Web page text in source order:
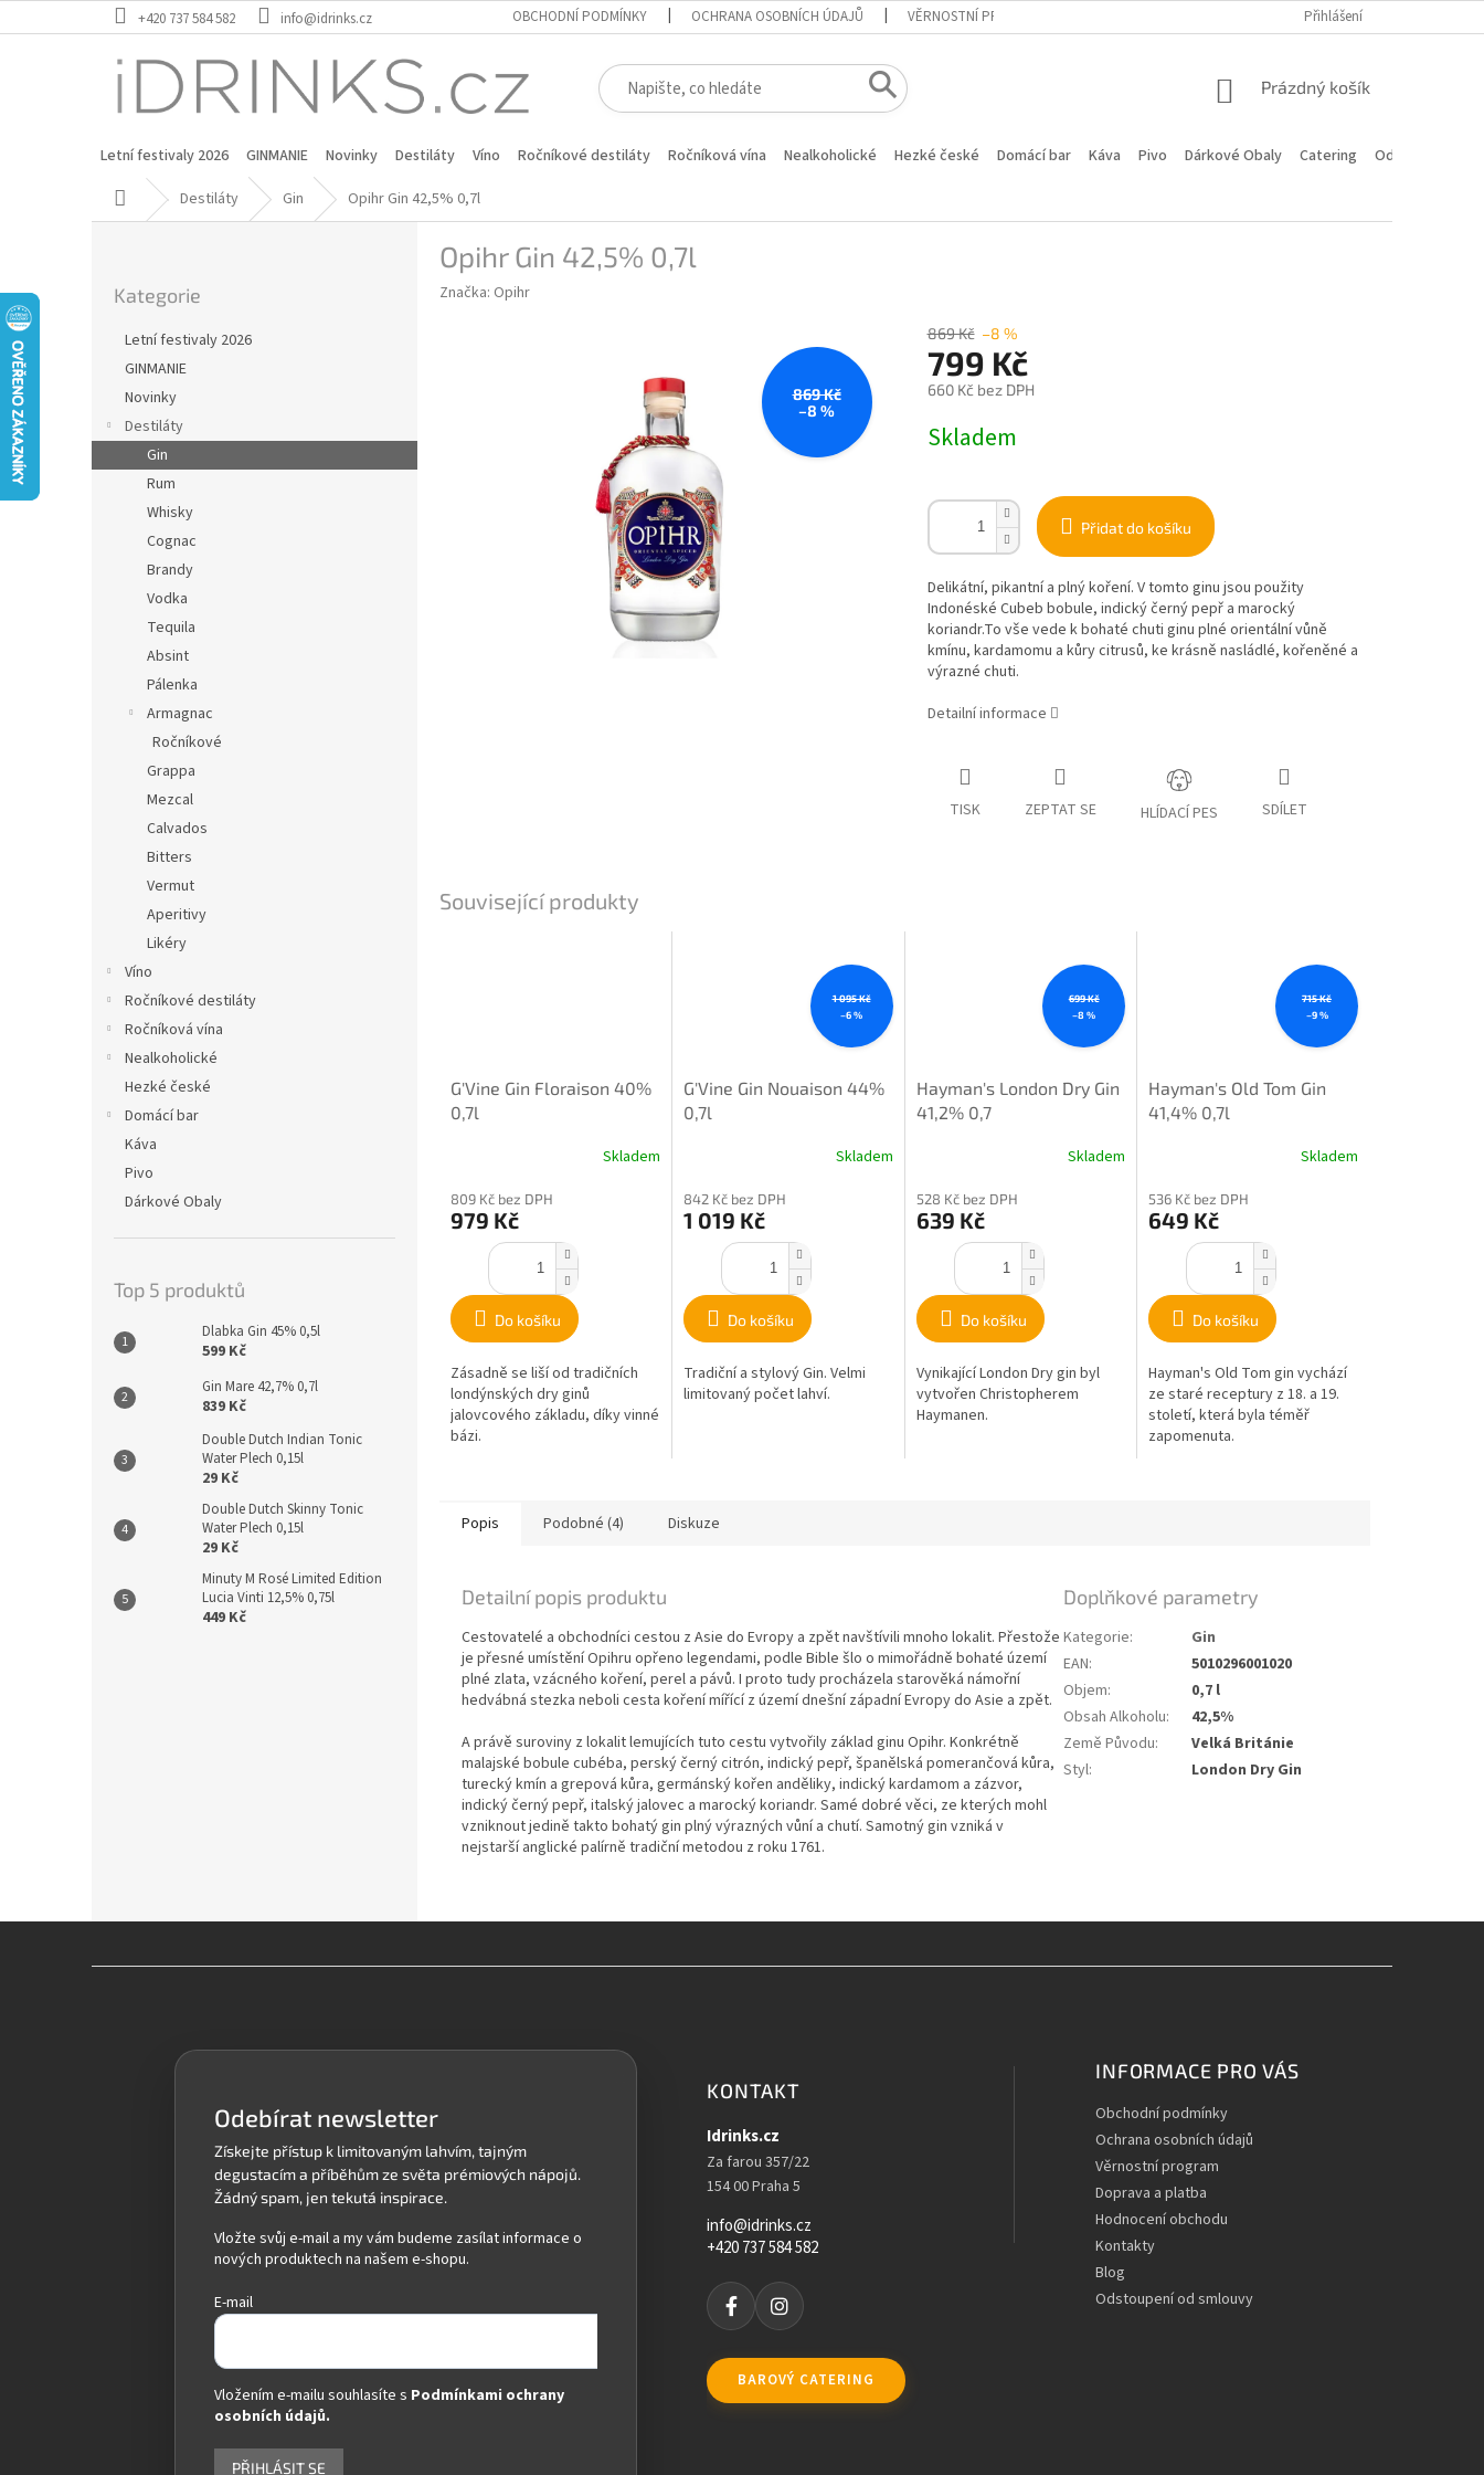
na
+420 737 584 582 info@idrinks.cz OBCHODNÍ PODMÍNKY OCHRANA OSOBNÍCH ÚDAJŮ VĚRNOSTNÍ PROGRAM HODNOCENÍ OBCHODU
Přihlášení
NÁKUPNÍ
Prázdný košík
Letní festivaly 2026 GINMANIE Novinky Destiláty Víno Ročníkové destiláty Ročníková vína Nealkoholické Hezké české Domácí bar Káva Pivo Dárkové Obaly Catering
Odstoupení od
Domů Destiláty Gin Opihr Gin 42,5% 0,7l
a
kategorie
Kategorie
Letní festivaly 2026
GINMANIE
Novinky
Destiláty
Gin
Rum
Whisky
Cognac
Brandy
Vodka
Tequila
Absint
Pálenka
Armagnac
Ročníkové
Grappa
Mezcal
Calvados
Bitters
Vermut
Aperitivy
Likéry
Víno
Ročníkové destiláty
Ročníková vína
Nealkoholické
Hezké české
Domácí bar
Káva
Pivo
Dárkové Obaly
Top 5 produktů
Dlabka Gin 45% 0,5l
599 Kč
Gin Mare 42,7% 0,7l
839 Kč
Double Dutch Indian Tonic
Water Plech 0,15l
29 Kč
Double Dutch Skinny Tonic
Water Plech 0,15l
29 Kč
Minuty M Rosé Limited Edition
Lucia Vinti 12,5% 0,75l
449 Kč
Opihr Gin 42,5% 0,7l
Značka: Opihr
869 Kč
–8 %
869 Kč –8 %
799 Kč
660 Kč bez DPH
cena:
Skladem
Přidat do košíku
Delikátní, pikantní a plný koření. V tomto ginu jsou použity
Indonéské Cubeb bobule, indický černý pepř a marocký
koriandr.To vše vede k bohaté chuti ginu plné orientální vůně
kmínu, kardamomu a kůry citrusů, ke krásně nasládlé, kořeněné a
výrazné chuti.
Detailní informace
TISK ZEPTAT SE HLÍDACÍ PES SDÍLET
Související produkty
G'Vine Gin Floraison 40%
0,7l
Skladem
809 Kč bez DPH
979 Kč
Do košíku
Zásadně se liší od tradičních
londýnských dry ginů
jalovcového základu, díky vinné
bázi.
1 095 Kč
–6 %
G'Vine Gin Nouaison 44%
0,7l
Skladem
842 Kč bez DPH
1 019 Kč
Do košíku
Tradiční a stylový Gin. Velmi
limitovaný počet lahví.
699 Kč
–8 %
Hayman's London Dry Gin
41,2% 0,7
Skladem
528 Kč bez DPH
639 Kč
Do košíku
Vynikající London Dry gin byl
vytvořen Christopherem
Haymanen.
715 Kč
–9 %
Hayman's Old Tom Gin
41,4% 0,7l
Skladem
536 Kč bez DPH
649 Kč
Do košíku
Hayman's Old Tom gin vychází
ze staré receptury z 18. a 19.
století, která byla téměř
zapomenuta.
Popis Podobné (4) Diskuze
Detailní popis produktu
Cestovatelé a obchodníci cestou z Asie do Evropy a zpět navštívili mnoho lokalit. Přestože
je přesné umístění Opihru opřeno legendami, podle Bible šlo o mimořádně bohaté území
plné zlata, vzácného koření, perel a pávů. I proto tudy procházela starověká námořní
hedvábná stezka neboli cesta koření mířící z území dnešní západní Evropy do Asie a zpět.
A právě suroviny z lokalit lemujících tuto cestu vytvořily základ ginu Opihr. Konkrétně
malajské bobule cubéba, perský černý citrón, indický pepř, španělská pomerančová kůra,
turecký kmín a grepová kůra, germánský kořen anděliky, indický kardamom a zázvor,
indický černý pepř, italský jalovec a marocký koriandr. Samé dobré věci, ze kterých mohl
vzniknout jedině takto bohatý gin plný výrazných vůní a chutí. Samotný gin vzniká v
nejstarší anglické palírně tradiční metodou z roku 1761.
Doplňkové parametry
Kategorie:
Gin
EAN:
5010296001020
Objem:
0,7 l
Obsah Alkoholu:
42,5%
Země Původu:
Velká Británie
Styl: London Dry Gin
Odebírat newsletter
Vložte svůj e-mail a my vám budeme zasílat informace o
nových produktech na našem e-shopu.
E-mail
Vložením e-mailu souhlasíte s Podmínkami ochrany
osobních údajů.
PŘIHLÁSIT SE
KONTAKT
Idrinks.cz
Za farou 357/22
154 00 Praha 5
info@idrinks.cz
+420 737 584 582
BAROVÝ CATERING
INFORMACE PRO VÁS
Obchodní podmínky
Ochrana osobních údajů
Věrnostní program
Doprava a platba
Hodnocení obchodu
Kontakty
Blog
Odstoupení od smlouvy